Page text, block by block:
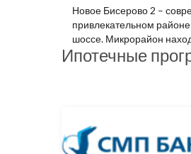
Новое Бисерово 2 –
привлекательном
шоссе. Микрорайон
Ипотечные